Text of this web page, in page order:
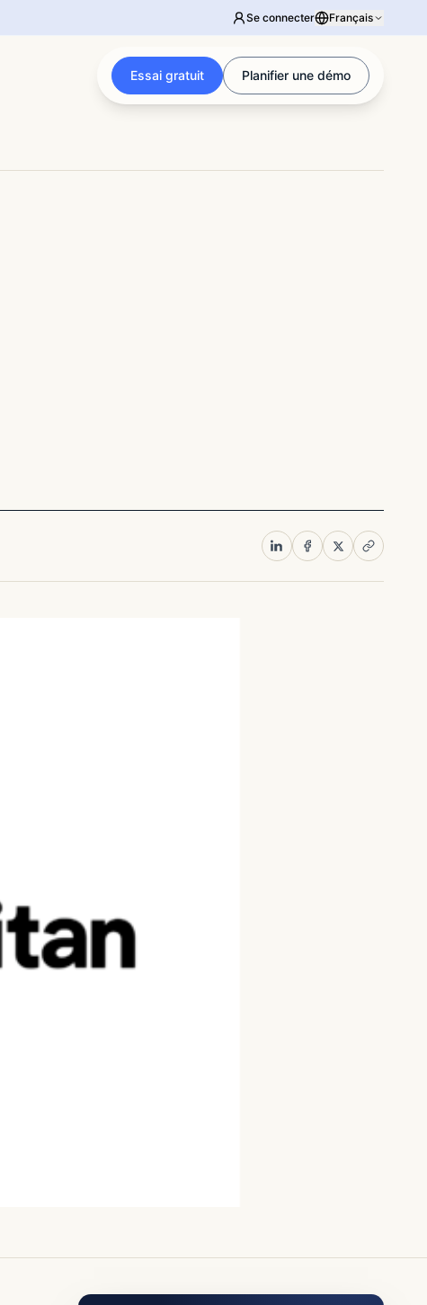
Se connecter Français
Essai gratuit Planifier une démo